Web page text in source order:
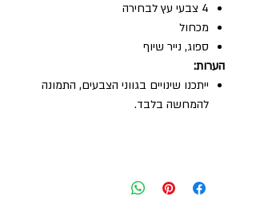
4 צבעי עץ לבחירה
מכחול
ספוג, נייר שיוף
הערות:
ייתכנו שינויים בגווני הצבעים, התמונה
להמחשה בלבד.